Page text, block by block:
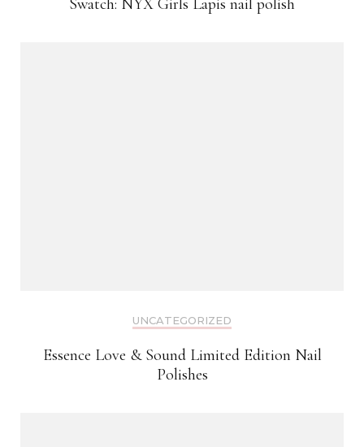
Swatch: NYX Girls Lapis nail polish
UNCATEGORIZED
Essence Love & Sound Limited Edition Nail
Polishes